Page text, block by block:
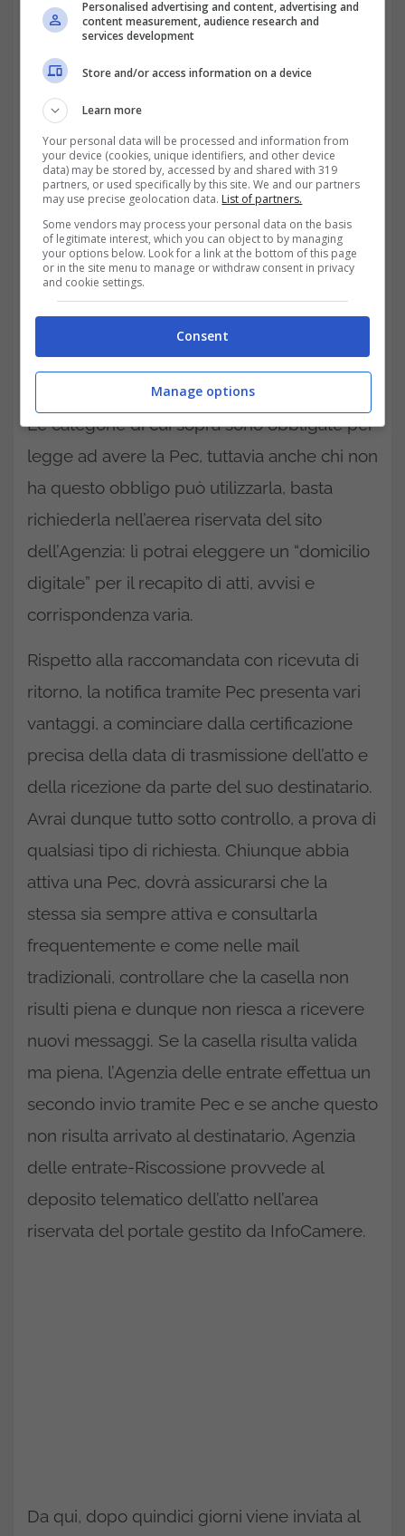
Notifiche degli atti: perché la Pec è la scelta migliore –
trading.it
Le categorie di cui sopra sono obbligate per
legge ad avere la Pec, tuttavia anche chi non
ha questo obbligo può utilizzarla, basta
richiederla nell’aerea riservata del sito
dell’Agenzia: lì potrai eleggere un “domicilio
digitale” per il recapito di atti, avvisi e
corrispondenza varia.
Rispetto alla raccomandata con ricevuta di
ritorno, la notifica tramite Pec presenta vari
vantaggi, a cominciare dalla certificazione
precisa della data di trasmissione dell’atto e
della ricezione da parte del suo destinatario.
Avrai dunque tutto sotto controllo, a prova di
qualsiasi tipo di richiesta. Chiunque abbia
attiva una Pec, dovrà assicurarsi che la
stessa sia sempre attiva e consultarla
frequentemente e come nelle mail
tradizionali, controllare che la casella non
risulti piena e dunque non riesca a ricevere
nuovi messaggi. Se la casella risulta valida
ma piena, l’Agenzia delle entrate effettua un
secondo invio tramite Pec e se anche questo
non risulta arrivato al destinatario, Agenzia
delle entrate-Riscossione provvede al
deposito telematico dell’atto nell’area
riservata del portale gestito da InfoCamere.
Da qui, dopo quindici giorni viene inviata al
Personalised advertising and content, advertising and
content measurement, audience research and
services development
Store and/or access information on a device
Learn more
Your personal data will be processed and information from
your device (cookies, unique identifiers, and other device
data) may be stored by, accessed by and shared with 319
partners, or used specifically by this site. We and our partners
may use precise geolocation data. List of partners.
Some vendors may process your personal data on the basis
of legitimate interest, which you can object to by managing
your options below. Look for a link at the bottom of this page
or in the site menu to manage or withdraw consent in privacy
and cookie settings.
Consent
Manage options